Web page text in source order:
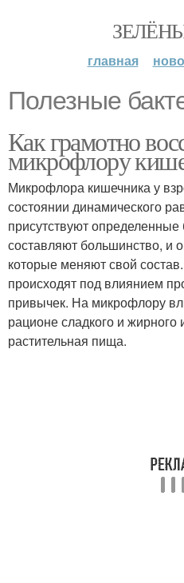
главная
Полезные
Как грамотно
микрофлору
Микрофлора кишечника у
состоянии динамического
присутствуют определенные
составляют большинство, и
которые меняют свой
происходят под влиянием
привычек. На микрофлору
рационе сладкого и
растительная пища.